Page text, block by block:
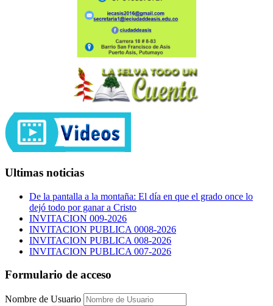
Ultimas noticias
De la pantalla a la montaña: El día en que el grado once lo
dejó todo por ganar a Cristo
INVITACION 009-2026
INVITACION PUBLICA 0008-2026
INVITACION PUBLICA 008-2026
INVITACION PUBLICA 007-2026
Formulario de acceso
Nombre de Usuario